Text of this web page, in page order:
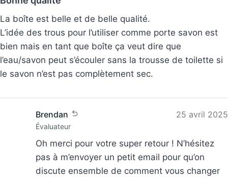
La boîte est belle et de belle qualité.
L’idée des trous pour l’utiliser comme porte savon est
bien mais en tant que boîte ça veut dire que
l’eau/savon peut s’écouler sans la trousse de toilette si
le savon n’est pas complètement sec.
Évaluateur
Oh merci pour votre super retour ! N’hésitez
pas à m’envoyer un petit email pour qu’on
discute ensemble de comment vous changer
vos têtes pour une souplesse plus adaptée